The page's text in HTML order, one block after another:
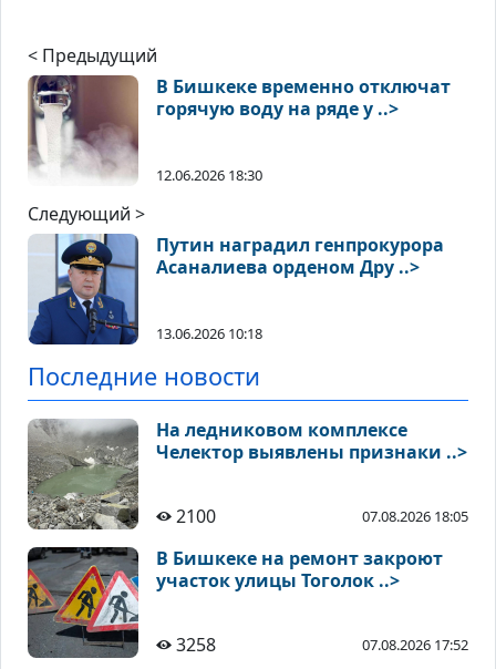
< Предыдущий
В Бишкеке временно отключат
горячую воду на ряде у ..>
12.06.2026 18:30
Следующий >
Путин наградил генпрокурора
Асаналиева орденом Дру ..>
13.06.2026 10:18
Последние новости
На ледниковом комплексе
Челектор выявлены признаки ..>
2100 07.08.2026 18:05
В Бишкеке на ремонт закроют
участок улицы Тоголок ..>
3258 07.08.2026 17:52